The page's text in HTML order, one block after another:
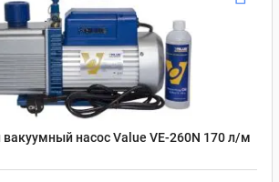
насос Value VE-260N 170 л/м